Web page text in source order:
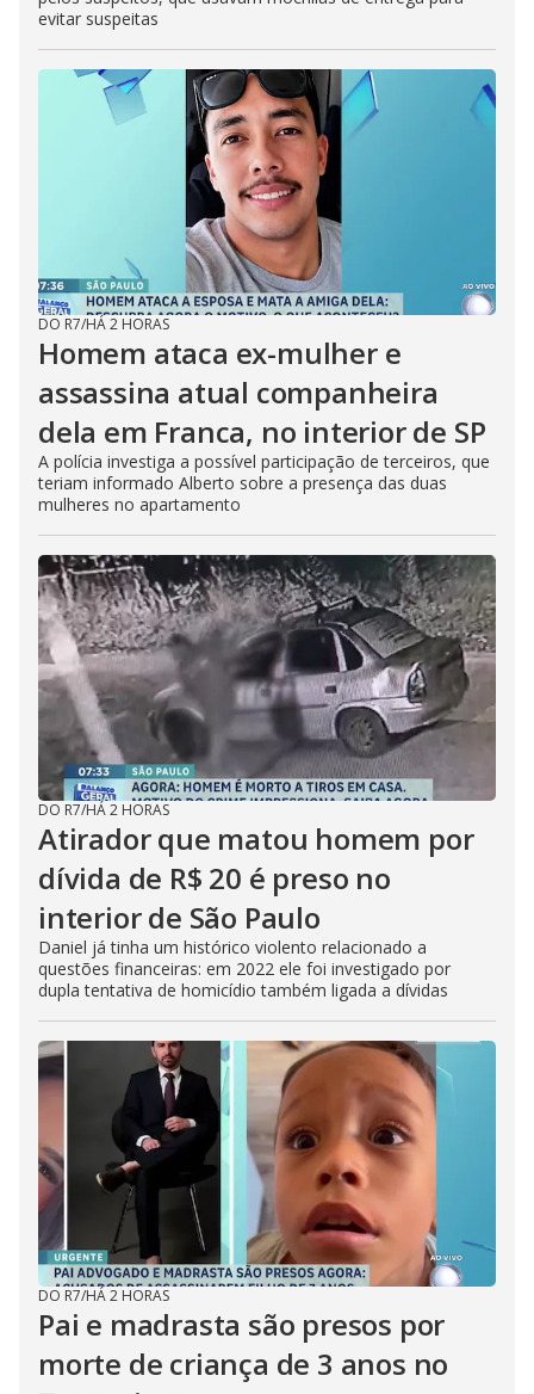
evitar suspeitas
DO R7/HÁ 2 HORAS
Homem ataca ex-mulher e
assassina atual companheira
dela em Franca, no interior de SP
A polícia investiga a possível participação de terceiros, que
teriam informado Alberto sobre a presença das duas
mulheres no apartamento
DO R7/HÁ 2 HORAS
Atirador que matou homem por
dívida de R$ 20 é preso no
interior de São Paulo
Daniel já tinha um histórico violento relacionado a
questões financeiras: em 2022 ele foi investigado por
dupla tentativa de homicídio também ligada a dívidas
DO R7/HÁ 2 HORAS
Pai e madrasta são presos por
morte de criança de 3 anos no